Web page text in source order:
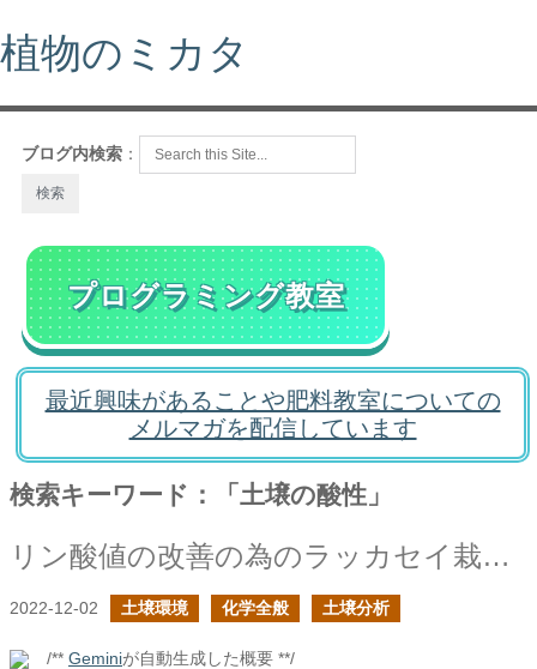
植物のミカタ
ブログ内検索 ：
プログラミング教室
最近興味があることや肥料教室についての
メルマガを配信しています
検索キーワード：「土壌の酸性」
リン酸値の改善の為のラッカセイ栽培で気をつけるべきところ
2022-12-02 土壌環境 化学全般 土壌分析
/** Geminiが自動生成した概要 **/